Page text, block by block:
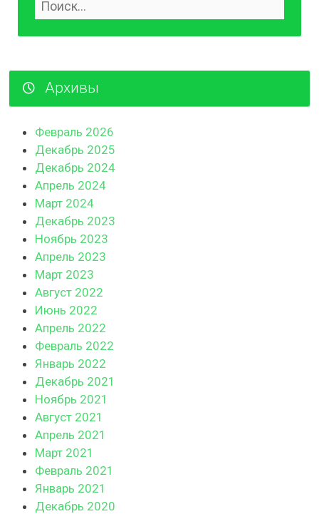
Архивы
Февраль 2026
Декабрь 2025
Декабрь 2024
Апрель 2024
Март 2024
Декабрь 2023
Ноябрь 2023
Апрель 2023
Март 2023
Август 2022
Июнь 2022
Апрель 2022
Февраль 2022
Январь 2022
Декабрь 2021
Ноябрь 2021
Август 2021
Апрель 2021
Март 2021
Февраль 2021
Январь 2021
Декабрь 2020